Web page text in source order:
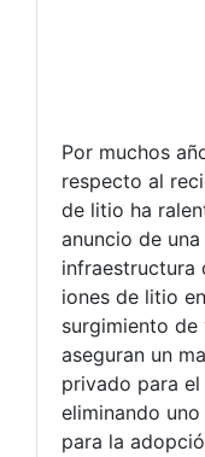
Por muchos
respecto al
de litio ha
anuncio de
infraestructura
iones de litio
surgimiento de
aseguran un
privado para
eliminando
para la